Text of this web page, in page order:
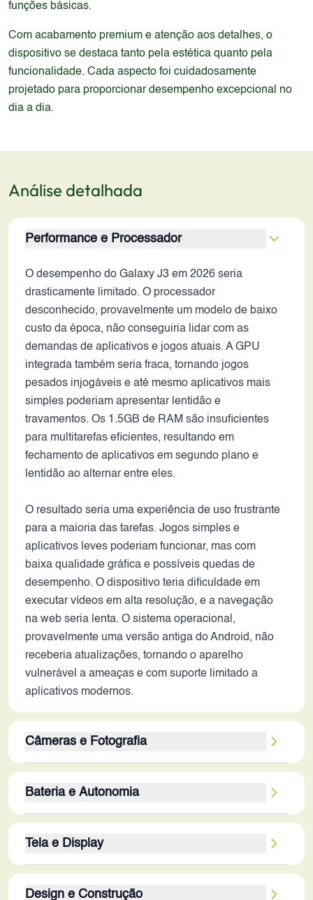
funções básicas.
Com acabamento premium e atenção aos detalhes, o
dispositivo se destaca tanto pela estética quanto pela
funcionalidade. Cada aspecto foi cuidadosamente
projetado para proporcionar desempenho excepcional no
dia a dia.
Análise detalhada
Performance e Processador
O desempenho do Galaxy J3 em 2026 seria
drasticamente limitado. O processador
desconhecido, provavelmente um modelo de baixo
custo da época, não conseguiria lidar com as
demandas de aplicativos e jogos atuais. A GPU
integrada também seria fraca, tornando jogos
pesados injogáveis e até mesmo aplicativos mais
simples poderiam apresentar lentidão e
travamentos. Os 1.5GB de RAM são insuficientes
para multitarefas eficientes, resultando em
fechamento de aplicativos em segundo plano e
lentidão ao alternar entre eles.
O resultado seria uma experiência de uso frustrante
para a maioria das tarefas. Jogos simples e
aplicativos leves poderiam funcionar, mas com
baixa qualidade gráfica e possíveis quedas de
desempenho. O dispositivo teria dificuldade em
executar vídeos em alta resolução, e a navegação
na web seria lenta. O sistema operacional,
provavelmente uma versão antiga do Android, não
receberia atualizações, tornando o aparelho
vulnerável a ameaças e com suporte limitado a
aplicativos modernos.
Câmeras e Fotografia
consideradas de baixa qualidade. A câmera traseira
de 8MP e a frontal de 5MP, em comparação com os
fotos e vídeos com boa nitidez e detalhes. A
ausência de estabilização óptica resultaria em fotos
borradas em condições de baixa luminosidade e
Bateria e Autonomia
insuficiente para um dia inteiro de uso em 2026. A
autonomia seria limitada, exigindo recargas
Tela e Display
ponto positivo, mas sua qualidade geral estaria
Design e Construção